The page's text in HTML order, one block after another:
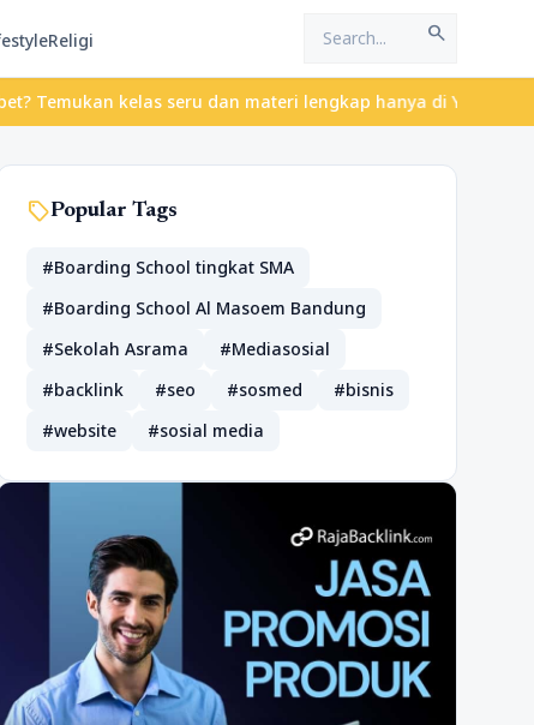
Religi search
kelas seru dan materi lengkap hanya di
sellPopular Tags
#Boarding School tingkat SMA
#Boarding School Al Masoem Bandung
#Sekolah Asrama
#Mediasosial
#backlink
#seo #sosmed
#bisnis
#website
#sosial media